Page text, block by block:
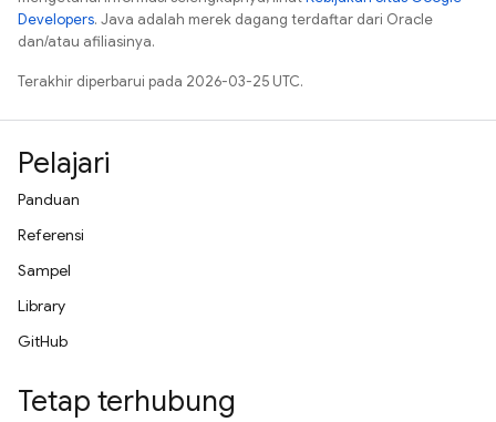
Developers. Java adalah merek dagang terdaftar dari Oracle
dan/atau afiliasinya.
Terakhir diperbarui pada 2026-03-25 UTC.
Pelajari
Panduan
Referensi
Sampel
Library
GitHub
Tetap terhubung